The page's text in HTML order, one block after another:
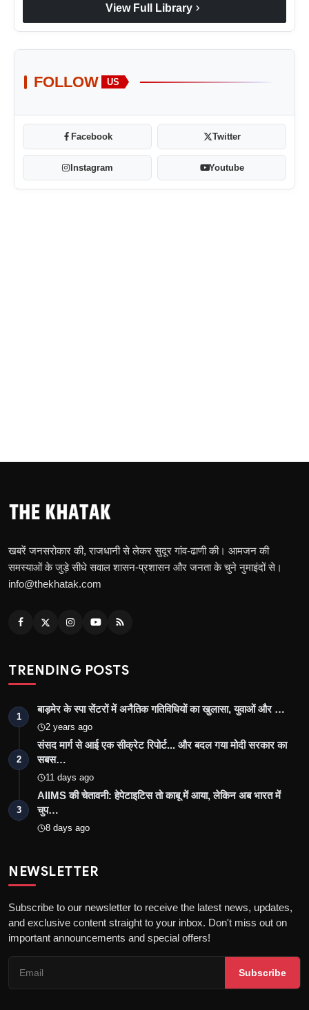
View Full Library chevron_right
FOLLOW US
Facebook Twitter
Instagram Youtube
खबरें जनसरोकार की, राजधानी से लेकर सुदूर गांव-ढाणी की। आमजन की
समस्याओं के जुड़े सीधे सवाल शासन-प्रशासन और जनता के चुने नुमाइंदों से।
info@thekhatak.com
TRENDING POSTS
1
बाड़मेर के स्पा सेंटरों में अनैतिक गतिविधियों का खुलासा, युवाओं और …
2 years ago
2
संसद मार्ग से आई एक सीक्रेट रिपोर्ट... और बदल गया मोदी सरकार का
सबस…
11 days ago
3
AIIMS की चेतावनी: हेपेटाइटिस तो काबू में आया, लेकिन अब भारत में
चुप…
8 days ago
NEWSLETTER
Subscribe to our newsletter to receive the latest news, updates,
and exclusive content straight to your inbox. Don't miss out on
important announcements and special offers!
Subscribe